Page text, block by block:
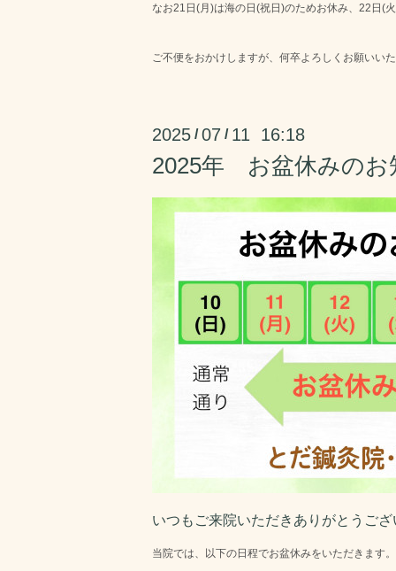
なお21日(月)は海の日(祝日)のためお休み、22日(
ご不便をおかけしますが、何卒よろしくお願いい
2025 /07 / 11 16:18
2025年 お盆休みのお
いつもご来院いただきありがとうご
当院では、以下の日程でお盆休みをいただきます。